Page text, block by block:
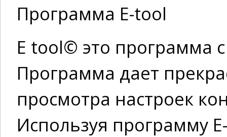
Программа E-tool
E tool© это программа
Программа дает
просмотра настроек
Используя программу